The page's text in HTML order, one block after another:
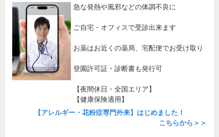
急な発熱や風邪などの体調不良に
ご自宅・オフィスで受診出来ます
お薬はお近くの薬局、宅配便でお受け取り
登園許可証・診断書も発行可
【夜間休日・全国エリア】
【健康保険適用】
【アレルギー・花粉症専門外来】はじめました！
こちらから＞＞